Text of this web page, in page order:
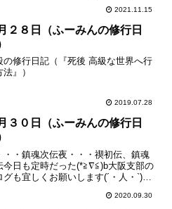
2021.11.15
２８日（ふーみんの修行日
の修行日記（『死後 高級な世界へ行
法』）
2019.07.28
３０日（ふーみんの修行日
・・鎮魂次伝夜・・・禊初伝、鎮魂
今日も定時だった(*≧∇≦)b大阪支部の
グも宜しくお願いします(´・人・`)特
2020.09.30